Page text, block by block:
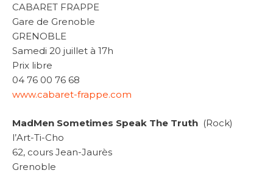
CABARET FRAPPE
Gare de Grenoble
GRENOBLE
Samedi 20 juillet à 17h
Prix libre
04 76 00 76 68
www.cabaret-frappe.com
MadMen Sometimes Speak The Truth (Rock)
l’Art-Ti-Cho
62, cours Jean-Jaurès
Grenoble